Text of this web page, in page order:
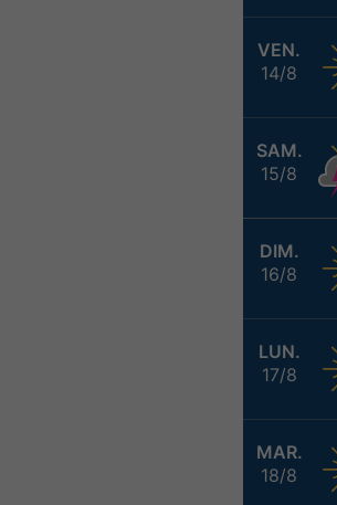
VEN.
14/8
SAM.
15/8
DIM.
16/8
LUN.
17/8
MAR.
18/8